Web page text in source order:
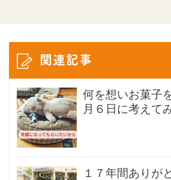
関連記事
何を想いお菓子
月６日に考えて
１７年間ありが